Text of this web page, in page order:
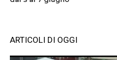
ARTICOLI DI OGGI